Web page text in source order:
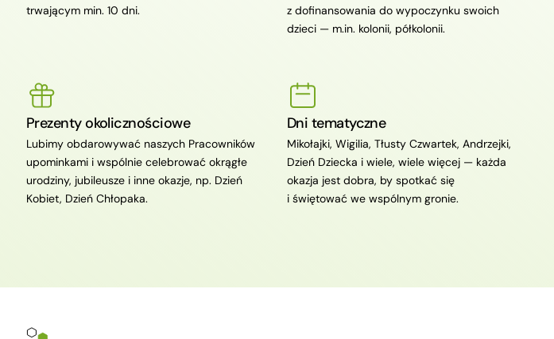
trwającym min. 10 dni.
z dofinansowania do wypoczynku swoich
dzieci — m.in. kolonii, półkolonii.
Prezenty okolicznościowe
Lubimy obdarowywać naszych Pracowników
upominkami i wspólnie celebrować okrągłe
urodziny, jubileusze i inne okazje, np. Dzień
Kobiet, Dzień Chłopaka.
Dni tematyczne
Mikołajki, Wigilia, Tłusty Czwartek, Andrzejki,
Dzień Dziecka i wiele, wiele więcej — każda
okazja jest dobra, by spotkać się
i świętować we wspólnym gronie.